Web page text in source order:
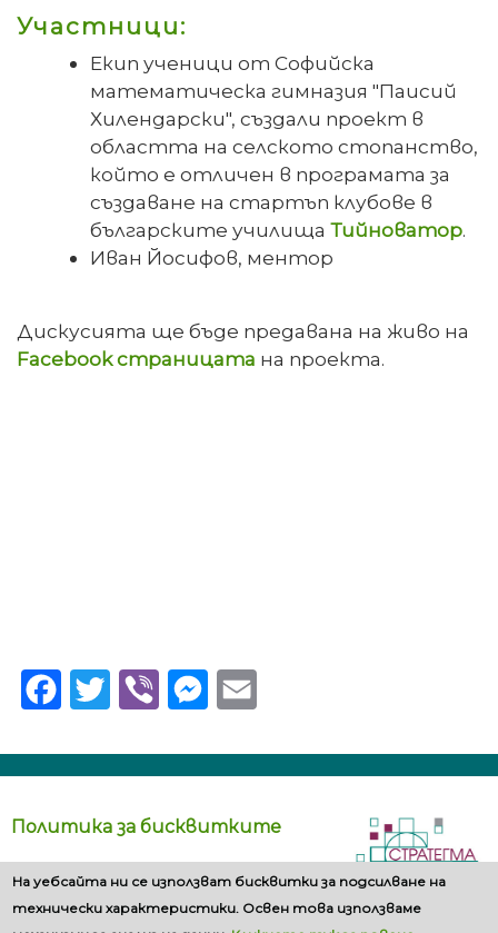
Участници:
Екип ученици от Софийска
математическа гимназия "Паисий
Хилендарски", създали проект в
областта на селското стопанство,
който е отличен в програмата за
създаване на стартъп клубове в
българските училища Тийноватор.
Иван Йосифов, ментор
Дискусията ще бъде предавана на живо на
Facebook страницата на проекта.
FacebookTwitterViber Messenger
Политика за бисквитките
На уебсайта ни се използват бисквитки за подсилване на
технически характеристики. Освен това използваме